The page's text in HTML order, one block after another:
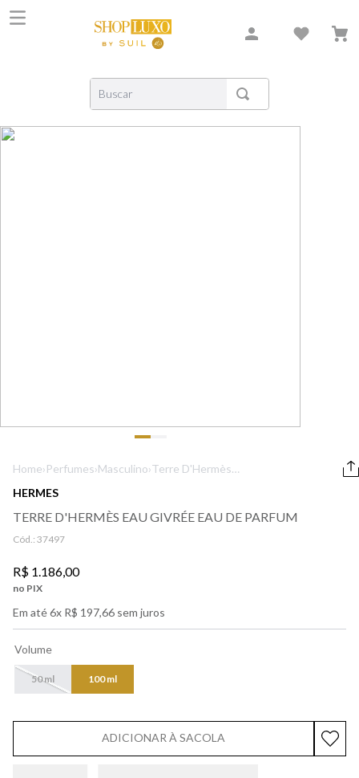
Buscar
Home›Perfumes›Masculino›Terre D'Hermès
HERMES
TERRE D'HERMÈS EAU GIVRÉE EAU DE PARFUM
Cód.: 37497
R$ 1.186,00
no PIX
Em até6x R$ 197,66 sem juros
Volume
50 ml 100 ml
ADICIONAR À SACOLA